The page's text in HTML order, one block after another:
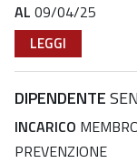
AL 09/04/25
LEGGI
DIPENDENTE
INCARICO
PREVENZIONE